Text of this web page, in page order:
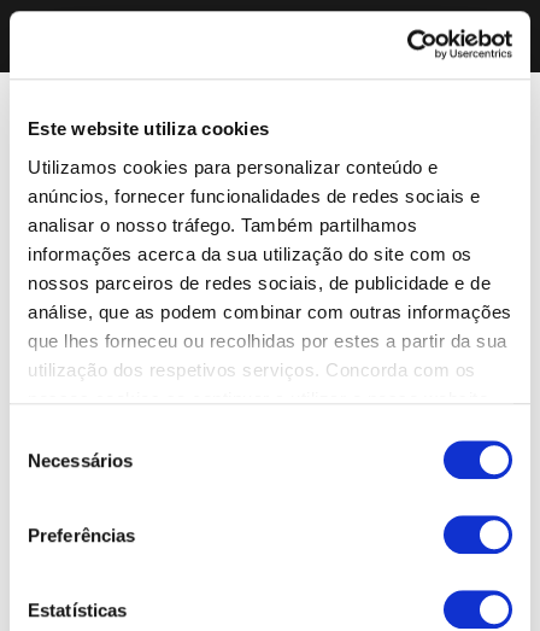
Este website utiliza cookies
Utilizamos cookies para personalizar conteúdo e
anúncios, fornecer funcionalidades de redes sociais e
analisar o nosso tráfego. Também partilhamos
informações acerca da sua utilização do site com os
nossos parceiros de redes sociais, de publicidade e de
análise, que as podem combinar com outras informações
que lhes forneceu ou recolhidas por estes a partir da sua
utilização dos respetivos serviços. Concorda com os
Necessários
Preferências
Estatísticas